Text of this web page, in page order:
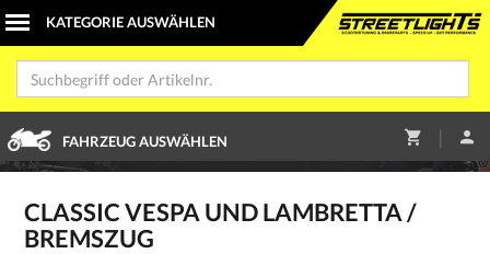
FAHRZEUG AUSWÄHLEN |
CLASSIC VESPA UND LAMBRETTA /
BREMSZUG